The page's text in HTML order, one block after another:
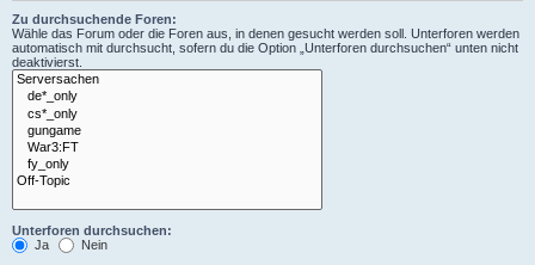
Zu durchsuchende Foren:
Wähle das Forum oder die Foren aus, in denen gesucht werden soll. Unterforen werden
automatisch mit durchsucht, sofern du die Option „Unterforen durchsuchen“ unten nicht
deaktivierst.
Unterforen durchsuchen:
Ja
Nein